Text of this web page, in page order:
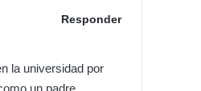
Responder
la universidad por
un padre…